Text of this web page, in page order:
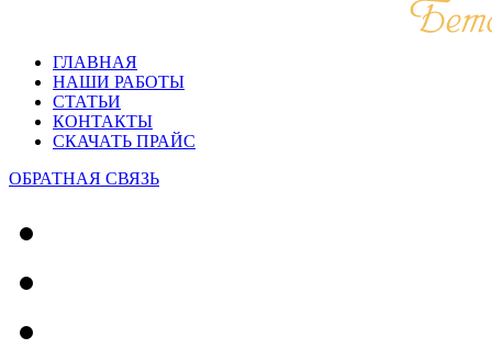
ГЛАВНАЯ
НАШИ РАБОТЫ
СТАТЬИ
КОНТАКТЫ
СКАЧАТЬ ПРАЙС
ОБРАТНАЯ СВЯЗЬ